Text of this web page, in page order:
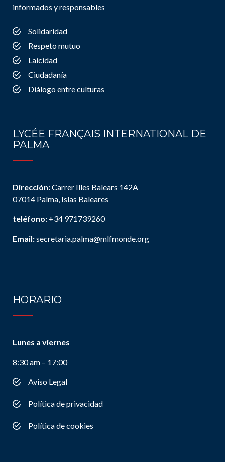
informados y responsables
Solidaridad
Respeto mutuo
Laicidad
Ciudadanía
Diálogo entre culturas
LYCÉE FRANÇAIS INTERNATIONAL DE
PALMA
Dirección:Carrer Illes Balears 142A
07014 Palma, Islas Baleares
teléfono: +34 971739260
Email:secretaria.palma@mlfmonde.org
HORARIO
Lunes a viernes
8:30 am – 17:00
Aviso Legal
Política de privacidad
Política de cookies